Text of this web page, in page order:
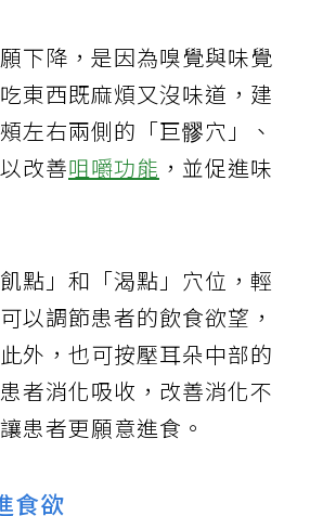
下降，是因為嗅覺與味覺
東西既麻煩又沒味道，建
左右兩側的「巨髎穴」、
改善咀嚼功能 ，並促進味
點」和「渴點」穴位，輕
以調節患者的飲食欲望，
外，也可按壓耳朵中部的
者消化吸收，改善消化不
患者更願意進食。
食欲